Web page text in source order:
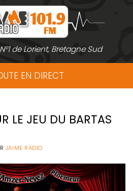
de Lorient, Bretagne Sud
EN DIRECT
LE JEU DU BARTAS
JAIME RADIO